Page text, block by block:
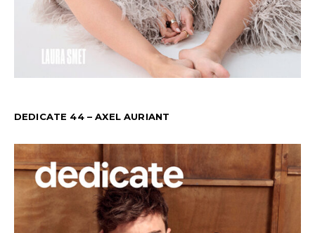
DEDICATE 44 – AXEL AURIANT